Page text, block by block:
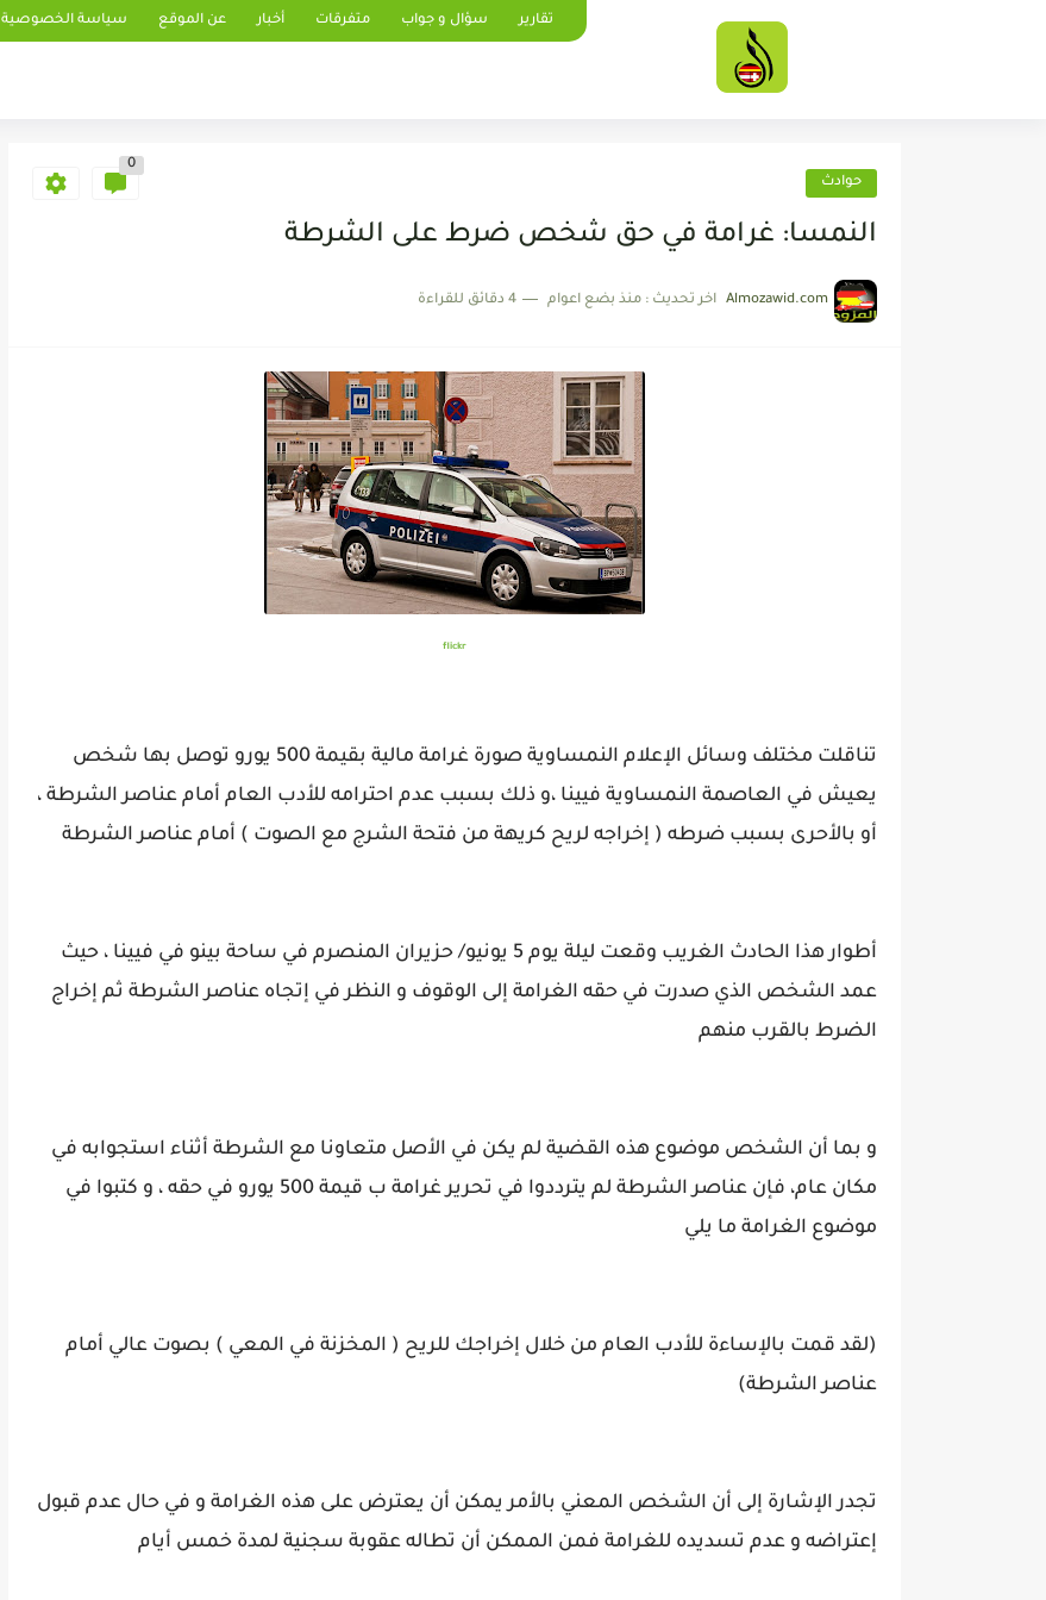
تقارير سؤال و جواب متفرقات أخبار عن الموقع سياسة الخصوصية
حوادث
0
النمسا: غرامة في حق شخص ضرط على الشرطة
Almozawid.com اخر تحديث : منذ بضع اعوام 4 دقائق للقراءة
flickr
تناقلت مختلف وسائل الإعلام النمساوية صورة غرامة مالية بقيمة 500 يورو توصل بها شخص
يعيش في العاصمة النمساوية فيينا ،و ذلك بسبب عدم احترامه للأدب العام أمام عناصر الشرطة ،
أو بالأحرى بسبب ضرطه ( إخراجه لريح كريهة من فتحة الشرج مع الصوت ) أمام عناصر الشرطة
أطوار هذا الحادث الغريب وقعت ليلة يوم 5 يونيو/ حزيران المنصرم في ساحة بينو في فيينا ، حيث
عمد الشخص الذي صدرت في حقه الغرامة إلى الوقوف و النظر في إتجاه عناصر الشرطة ثم إخراج
الضرط بالقرب منهم
و بما أن الشخص موضوع هذه القضية لم يكن في الأصل متعاونا مع الشرطة أثناء استجوابه في
مكان عام، فإن عناصر الشرطة لم يترددوا في تحرير غرامة ب قيمة 500 يورو في حقه ، و كتبوا في
موضوع الغرامة ما يلي
(لقد قمت بالإساءة للأدب العام من خلال إخراجك للريح ( المخزنة في المعي ) بصوت عالي أمام
عناصر الشرطة)
تجدر الإشارة إلى أن الشخص المعني بالأمر يمكن أن يعترض على هذه الغرامة و في حال عدم قبول
إعتراضه و عدم تسديده للغرامة فمن الممكن أن تطاله عقوبة سجنية لمدة خمس أيام